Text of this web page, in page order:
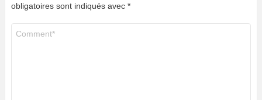
obligatoires sont indiqués avec *